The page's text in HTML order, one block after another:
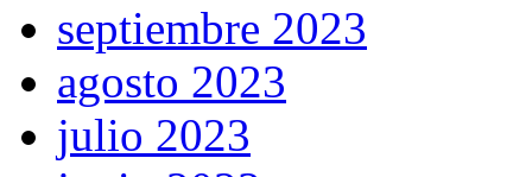
septiembre 2023
agosto 2023
julio 2023